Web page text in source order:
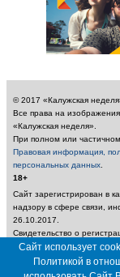
© 2017 «Калужская
Все права на
«Калужская неделя».
При полном или
Правовая информация,
персональных данных
18+
Сайт зарегистрирован в
надзору в сфере связи,
26.10.2017.
Свидетельство о
Учредитель:
неделя»
Главный редактор:
Сайт использует
Политикой в